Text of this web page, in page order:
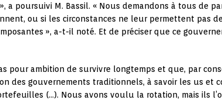
a poursuivi M. Bassil. « Nous demandons à tous de
ou si les circonstances ne leur permettent pas
», a-t-il noté. Et de préciser que ce
pour ambition de survivre longtemps et que, par
des gouvernements traditionnels, à savoir les us et
(…). Nous avons voulu la rotation, mais ils